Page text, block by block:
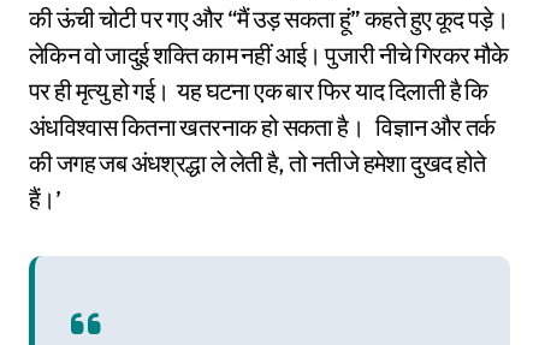
की ऊंची चोटी पर गए और “मैं उड़ सकता हूं” कहते हुए कूद पड़े।
लेकिन वो जादुई शक्ति काम नहीं आई। पुजारी नीचे गिरकर मौके
पर ही मृत्यु हो गई। यह घटना एक बार फिर याद दिलाती है कि
अंधविश्वास कितना खतरनाक हो सकता है। विज्ञान और तर्क
की जगह जब अंधश्रद्धा ले लेती है, तो नतीजे हमेशा दुखद होते
हैं।’